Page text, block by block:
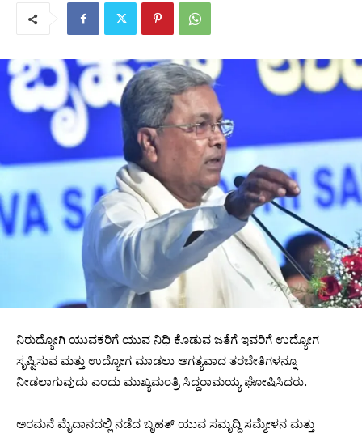
ನಿರುದ್ಯೋಗಿ ಯುವಕರಿಗೆ ಯುವ ನಿಧಿ ಕೊಡುವ ಜತೆಗೆ ಇವರಿಗೆ ಉದ್ಯೋಗ
ಸೃಷ್ಟಿಸುವ ಮತ್ತು ಉದ್ಯೋಗ ಮಾಡಲು ಅಗತ್ಯವಾದ ತರಬೇತಿಗಳನ್ನೂ
ನೀಡಲಾಗುವುದು ಎಂದು ಮುಖ್ಯಮಂತ್ರಿ ಸಿದ್ದರಾಮಯ್ಯ ಘೋಷಿಸಿದರು.
ಅರಮನೆ ಮೈದಾನದಲ್ಲಿ ನಡೆದ ಬೃಹತ್ ಯುವ ಸಮೃದ್ಧಿ ಸಮ್ಮೇಳನ ಮತ್ತು